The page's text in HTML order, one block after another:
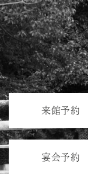
来館予約
宴会予約